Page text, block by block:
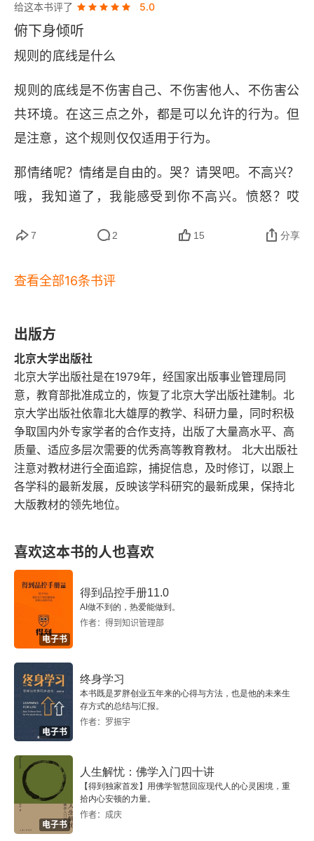
演一个有趣的弱者，孩子在游戏中做强者的体验将
使她获得自信心。用愉快声调说出的 “不” 会缓和导
致孩子犯规的紧张情绪，并传递出 “我还是爱你” 这
一信息。倾听是一项终身修炼。
给这本书评了 5.0
俯下身倾听
规则的底线是什么
规则的底线是不伤害自己、不伤害他人、不伤害公
共环境。在这三点之外，都是可以允许的行为。但
是注意，这个规则仅仅适用于行为。
那情绪呢？情绪是自由的。哭？请哭吧。不高兴？
哦，我知道了，我能感受到你不高兴。愤怒？哎
怒。
千万不能反过来。不能在规则上模糊，而去控制情
是很糟糕的做法。
哭完之后怎么办
这是最难的，也是最好玩的。我个人的体会是，家
长第一需要真正接纳这个理念：允许哭，哭是很棒
的事，哭是孩子在很智慧地自己治疗自己。有了这
一点，我们就可以心平气和陪着哭娃的身边。
然后就更好玩了，哭了之后呢？这个时候，就是动
样，通过蛛丝马迹，逻辑推理，猜！猜出他背后隐
藏的情绪问题的症结所在。我体会到的是，很小的
情绪可能真的被放大成很大的困难，而且是自己意
识不到的情绪来源。所以最好玩的就是，像警察破
案一样去猜他的问题。
家长有情绪怎么办
这是一个很实际的问题了。家长也不是超人，必须
承认很多时候无能为力了。这个时候，去倾听孩
子，去摸索问题，就很费劲。想着强迫孩子一下，
强化规则，下次不敢了，不就好了么。千万不要这
样做。这就让我想起了园长有句话特别精彩 ——
我们今天怎么对待孩子，
7 2 15 分享
查看全部16条书评
出版方
北京大学出版社
北京大学出版社是在1979年，经国家出版事业管理局同
意，教育部批准成立的，恢复了北京大学出版社建制。北
京大学出版社依靠北大雄厚的教学、科研力量，同时积极
争取国内外专家学者的合作支持，出版了大量高水平、高
质量、适应多层次需要的优秀高等教育教材。 北大出版社
注意对教材进行全面追踪，捕捉信息，及时修订，以跟上
各学科的最新发展，反映该学科研究的最新成果，保持北
大版教材的领先地位。
喜欢这本书的人也喜欢
电子书
得到品控手册11.0
AI做不到的，热爱能做到。
作者：得到知识管理部
电子书
终身学习
本书既是罗胖创业五年来的心得与方法，也是他的未来生
存方式的总结与汇报。
作者：罗振宇
电子书
人生解忧：佛学入门四十讲
【得到独家首发】用佛学智慧回应现代人的心灵困境，重
拾内心安顿的力量。
作者：成庆